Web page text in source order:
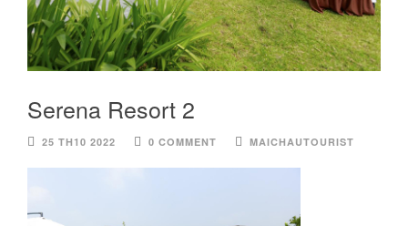
Serena Resort 2
25 TH10 2022 0 COMMENT MAICHAUTOURIST